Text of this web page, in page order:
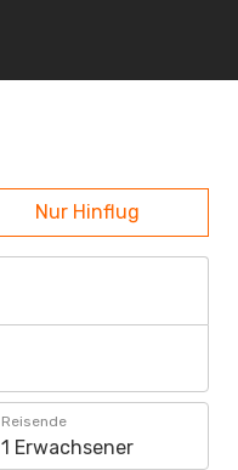
Nur Hinflug
Reisende
1 Erwachsener